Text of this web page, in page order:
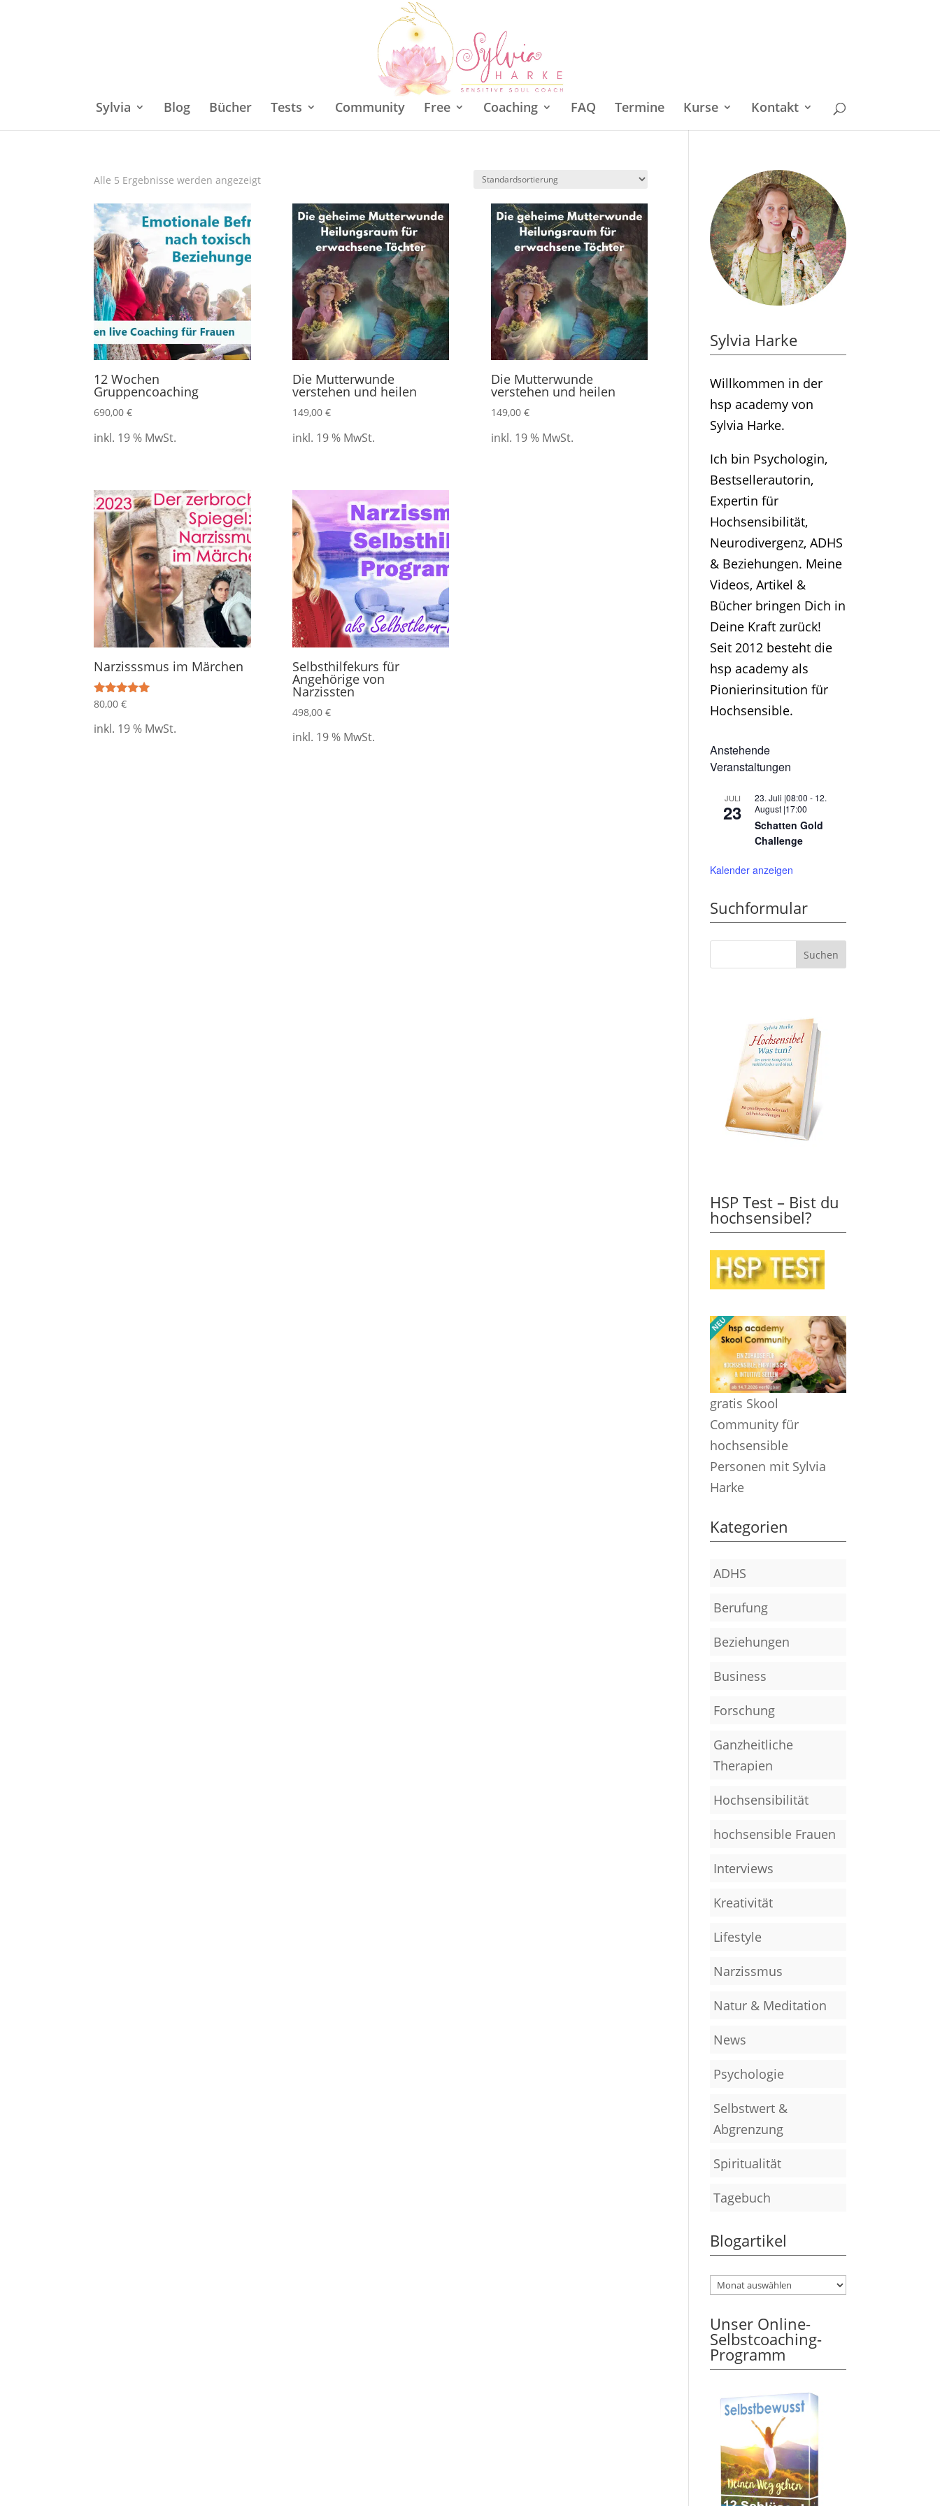
Sylvia Blog Bücher Tests Community Free Coaching FAQ Termine Kurse Kontakt
Alle 5 Ergebnisse werden angezeigt
12 Wochen
Gruppencoaching
690,00€
inkl. 19 % MwSt.
Die Mutterwunde
verstehen und heilen
149,00 €
inkl. 19 % MwSt.
Die Mutterwunde
verstehen und heilen
149,00 €
inkl. 19 % MwSt.
Narzisssmus im Märchen
Bewertet mit
von 5
80,00€
inkl. 19 % MwSt.
Selbsthilfekurs für
Angehörige von
Narzissten
498,00 €
inkl. 19 % MwSt.
Sylvia Harke
Willkommen in der
hsp academy von
Sylvia Harke.
Ich bin Psychologin,
Bestsellerautorin,
Expertin für
Hochsensibilität,
Neurodivergenz, ADHS
& Beziehungen. Meine
Videos, Artikel &
Bücher bringen Dich in
Deine Kraft zurück!
Seit 2012 besteht die
hsp academy als
Pionierinsitution für
Hochsensible.
Anstehende
Veranstaltungen
JULI
23
23. Juli |08:00 - 12.
August |17:00
Schatten Gold
Challenge
Kalender anzeigen
Suchformular
HSP Test – Bist du
hochsensibel?
gratis Skool
Community für
hochsensible
Personen mit Sylvia
Harke
Kategorien
ADHS
Berufung
Beziehungen
Business
Forschung
Ganzheitliche
Therapien
Hochsensibilität
hochsensible Frauen
Interviews
Kreativität
Lifestyle
Narzissmus
Natur & Meditation
News
Psychologie
Selbstwert &
Abgrenzung
Spiritualität
Tagebuch
Blogartikel
Unser Online-
Selbstcoaching-
Programm